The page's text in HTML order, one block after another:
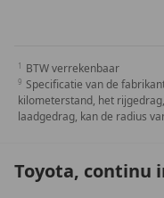
BTW verrekenbaar
Specificatie van de
kilometerstand, het
laadgedrag, kan de radius
Toyota, continu